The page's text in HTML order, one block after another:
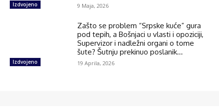
Izdvojeno 9 Maja, 2026
Izdvojeno
Zašto se problem “Srpske kuće” gura
pod tepih, a Bošnjaci u vlasti i opoziciji,
Supervizor i nadležni organi o tome
šute? Šutnju prekinuo poslanik...
19 Aprila, 2026